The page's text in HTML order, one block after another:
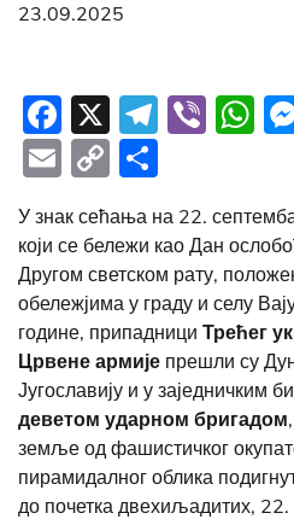
23.09.2025
Facebook
X
Email
Copy
Link
У знак сећања на 22.
који се бележи као Дан
Другом светском рату,
обележјима у граду и селу
године, припадници Трећег
Црвене армије прешли су
Југославију и у заједничким
деветом ударном бригадом
земље од фашистичког
пирамидалног облика
до почетка двехиљадитих,